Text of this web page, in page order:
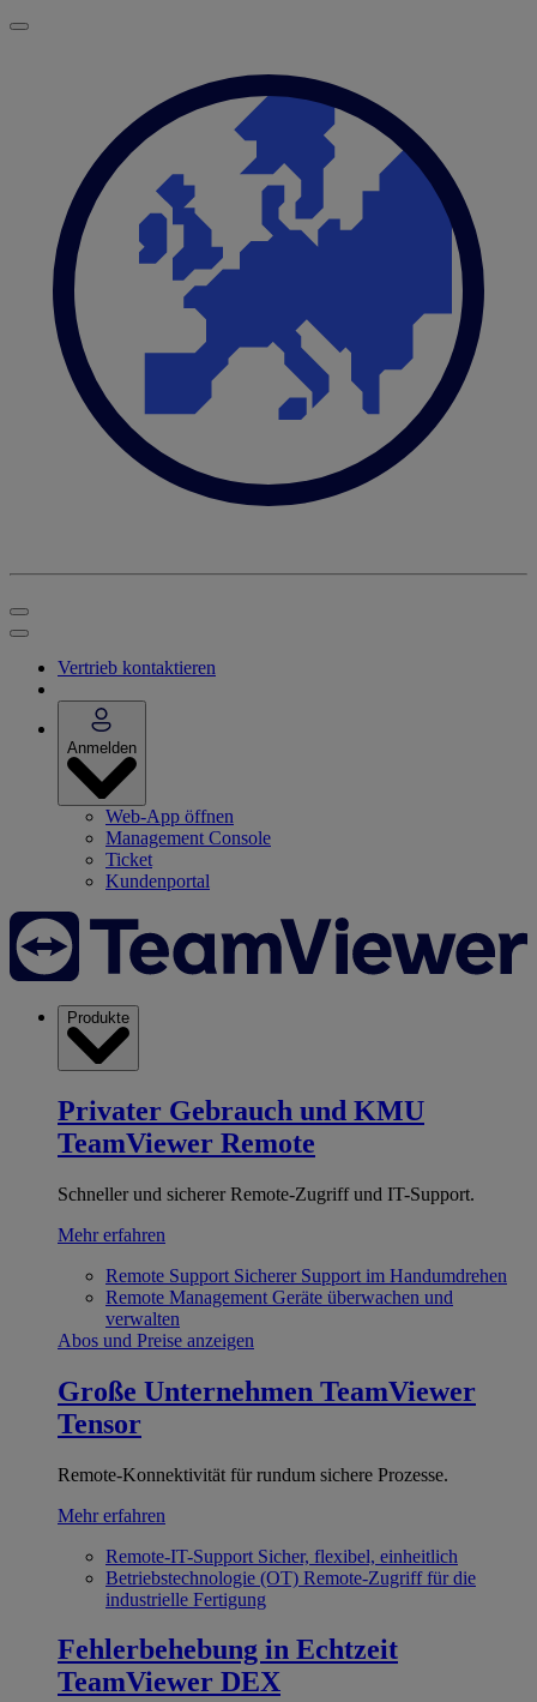
Vertrieb kontaktieren
Anmelden
Web-App öffnen
Management Console
Ticket
Kundenportal
Produkte
Privater Gebrauch und KMU
TeamViewer Remote
Schneller und sicherer Remote-Zugriff und IT-Support.
Mehr erfahren
Remote Support Sicherer Support im Handumdrehen
Remote Management Geräte überwachen und
verwalten
Abos und Preise anzeigen
Große Unternehmen TeamViewer
Tensor
Remote-Konnektivität für rundum sichere Prozesse.
Mehr erfahren
Remote-IT-Support Sicher, flexibel, einheitlich
Betriebstechnologie (OT) Remote-Zugriff für die
industrielle Fertigung
Fehlerbehebung in Echtzeit
TeamViewer DEX